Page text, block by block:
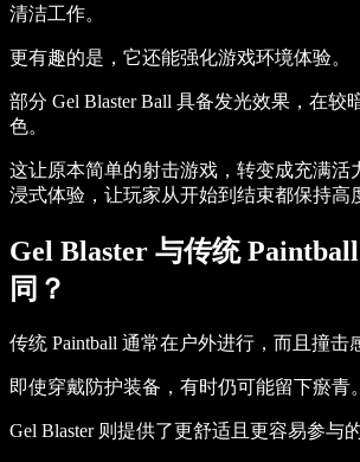
清洁工作。
更有趣的是，它还能强化游戏环境体验。
部分 Gel Blaster Ball 具备发光效果，在较
色。
这让原本简单的射击游戏，转变成充满活
浸式体验，让玩家从开始到结束都保持高
Gel Blaster 与传统
同？
传统 Paintball 通常在户外进行，而且撞击
即使穿戴防护装备，有时仍可能留下瘀青。
Gel Blaster 则提供了更舒适且更容易参与